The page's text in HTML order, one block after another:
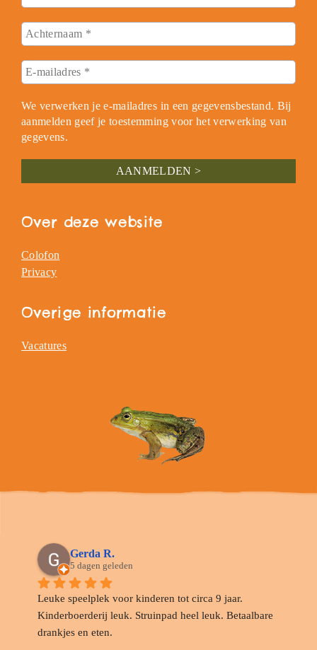
We verwerken je e-mailadres in een gegevensbestand. Bij
aanmelden geef je toestemming voor het verwerking van
gegevens.
Over deze website
Colofon
Privacy
Overige informatie
Vacatures
Gerda R.
5 dagen geleden
Leuke speelplek voor kinderen tot circa 9 jaar.
Kinderboerderij leuk. Struinpad heel leuk. Betaalbare
drankjes en eten.